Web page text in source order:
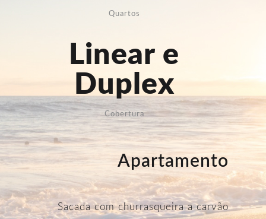
Quartos
Linear e
Duplex
Cobertura
Apartamento
Sacada com churrasqueira a carvão